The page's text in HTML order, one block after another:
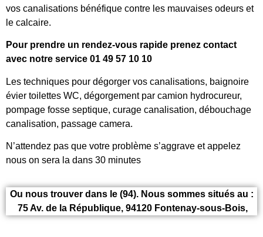
vos canalisations bénéfique contre les mauvaises odeurs et
le calcaire.
Pour prendre un rendez-vous rapide prenez contact
avec notre service 01 49 57 10 10
Les techniques pour dégorger vos canalisations, baignoire
évier toilettes WC, dégorgement par camion hydrocureur,
pompage fosse septique, curage canalisation, débouchage
canalisation, passage camera.
N’attendez pas que votre problème s’aggrave et appelez
nous on sera la dans 30 minutes
Ou nous trouver dans le (94). Nous sommes situés au :
75 Av. de la République, 94120 Fontenay-sous-Bois,